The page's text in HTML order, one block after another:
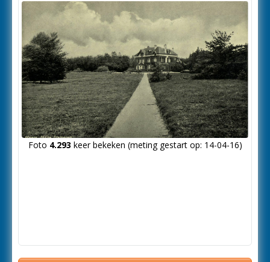
Foto 4.293 keer bekeken (meting gestart op: 14-04-16)